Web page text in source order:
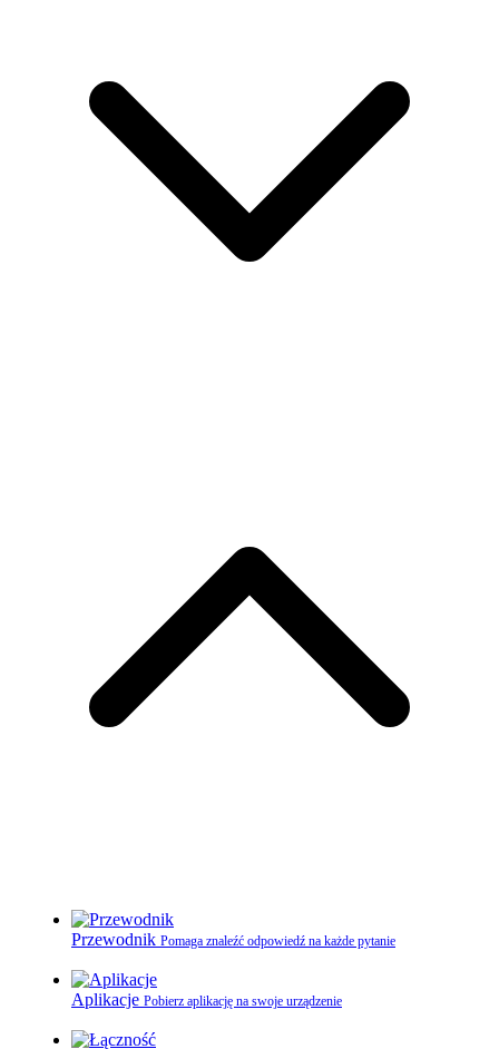
Przewodnik Pomaga znaleźć odpowiedź na każde pytanie
Aplikacje Pobierz aplikację na swoje urządzenie